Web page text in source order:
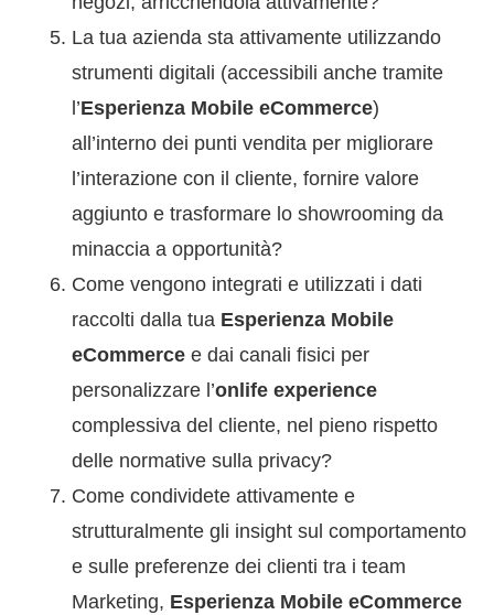
La tua azienda sta attivamente utilizzando
strumenti digitali (accessibili anche tramite
l’Esperienza Mobile eCommerce)
all’interno dei punti vendita per migliorare
l’interazione con il cliente, fornire valore
aggiunto e trasformare lo showrooming da
minaccia a opportunità?
Come vengono integrati e utilizzati i dati
raccolti dalla tua Esperienza Mobile
eCommerce e dai canali fisici per
personalizzare l’onlife experience
complessiva del cliente, nel pieno rispetto
delle normative sulla privacy?
Come condividete attivamente e
strutturalmente gli insight sul comportamento
e sulle preferenze dei clienti tra i team
Marketing, Esperienza Mobile eCommerce